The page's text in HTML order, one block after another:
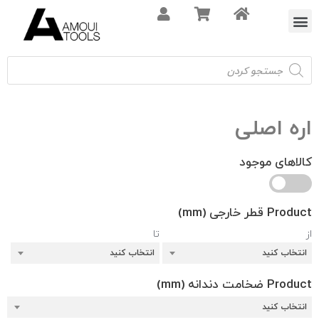
اره اصلی
کالاهای موجود
Product قطر خارجی (mm)
از
انتخاب کنید
تا
انتخاب کنید
Product ضخامت دندانه (mm)
انتخاب کنید